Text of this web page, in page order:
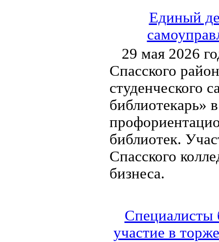
Единый
29 мая 2026
Спасского
студенческого
библиотекарь»
библиотек.
Спасского
бизнеса.
Специалисты
участие в